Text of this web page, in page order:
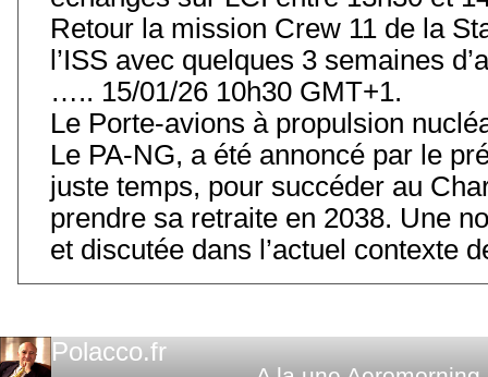
Retour la mission Crew 11 de la
l’ISS avec quelques 3 semaines
….. 15/01/26 10h30 GMT+1.
Le Porte-avions à propulsion
Le PA-NG, a été annoncé par le
juste temps, pour succéder au
prendre sa retraite en 2038. Une
et discutée dans l’actuel contexte
Polacco.fr